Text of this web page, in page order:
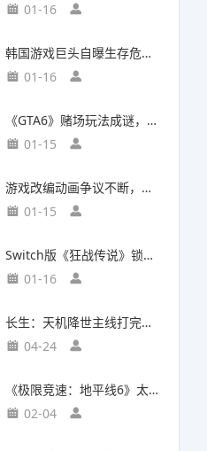
01-16
韩国游戏巨头自曝生存危机，竟要靠AI以一敌百对抗中国
01-16
《GTA6》赌场玩法成谜，50国曾因赌博功能封禁前作
01-15
游戏改编动画争议不断，编剧被踢出局背后竟有隐情
01-15
Switch版《狂战传说》锁定30帧，次世代主机却能60帧流畅运行，差距背后有何玄机？
01-16
长生：天机降世主线打完了，说一下大概情况吧
04-24
《极限竞速：地平线6》太真实震惊玩家：这跟现实的日本一样！
02-04